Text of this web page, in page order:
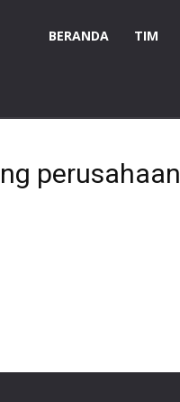
BERANDA TIM
perusahaan